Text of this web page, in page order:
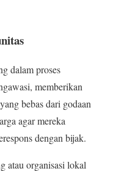
dalam proses
memberikan
bebas dari godaan
agar mereka
dengan bijak.
atau organisasi lokal